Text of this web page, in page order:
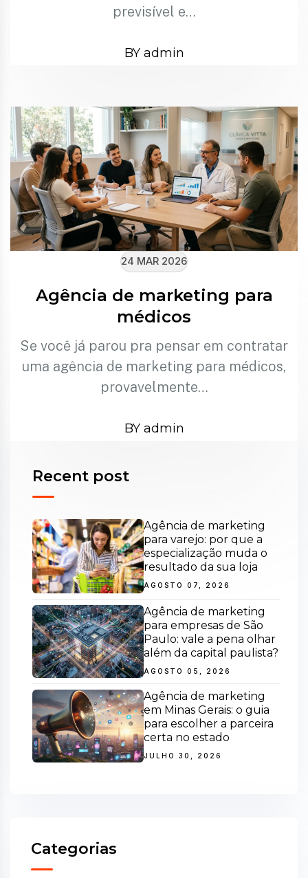
previsível e…
BY admin
24 MAR 2026
Agência de marketing para
médicos
Se você já parou pra pensar em contratar
uma agência de marketing para médicos,
provavelmente…
BY admin
Recent post
Agência de marketing
para varejo: por que a
especialização muda o
resultado da sua loja
AGOSTO 07, 2026
Agência de marketing
para empresas de São
Paulo: vale a pena olhar
além da capital paulista?
AGOSTO 05, 2026
Agência de marketing
em Minas Gerais: o guia
para escolher a parceira
certa no estado
JULHO 30, 2026
Categorias